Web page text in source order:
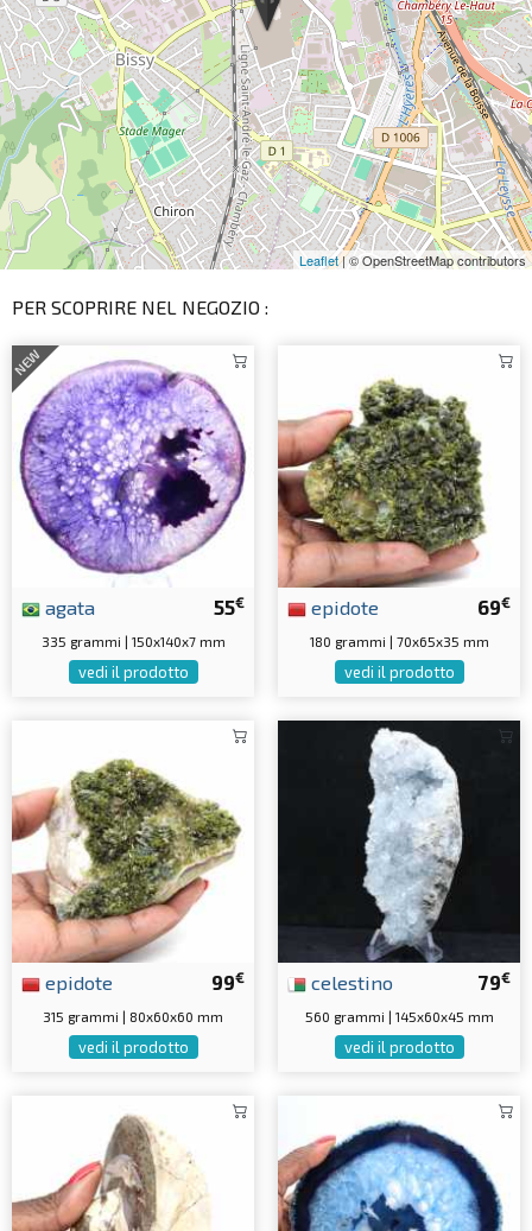
Leaflet| © OpenStreetMap contributors
PER SCOPRIRE NEL NEGOZIO :
NEW
55€
agata
335 grammi | 150x140x7 mm
vedi il prodotto
69€
epidote
180 grammi | 70x65x35 mm
vedi il prodotto
99€
epidote
315 grammi | 80x60x60 mm
vedi il prodotto
79€
celestino
560 grammi | 145x60x45 mm
vedi il prodotto